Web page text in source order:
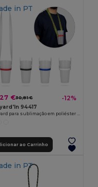
in PT
€30,81 € -12%
94417
Lanyard para sublimação em poliéster reciclado (100% rPET) com porta copos em silicone
ao Carrinho
in PT